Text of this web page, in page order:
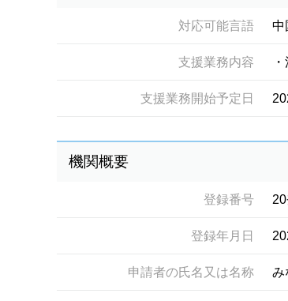
対応可能言語 中
支援業務内容
支援業務開始予定日
機関概要
登録番号
登録年月日
申請者の氏名又は名称 み